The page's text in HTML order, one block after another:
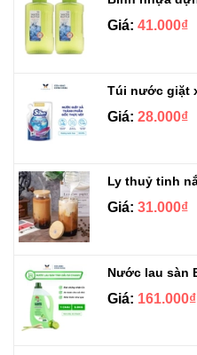
Giá: 41.000₫
Giá: 28.000₫
Giá: 31.000₫
Giá: 161.000₫